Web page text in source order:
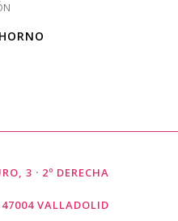
3 · 2º DERECHA
47004 VALLADOLID